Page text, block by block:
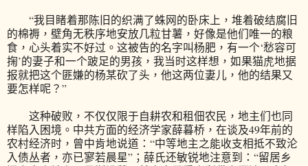
“我目睹着那陈旧的织满了蛛网的卧床上，堆着破结腐旧
的棉褥，壁角无秩序地安放几粒甘薯，好像是他们唯一的粮
食，心头着实不好过。这被告的名字叫杨肥，有一个‘愁容可
掬’的妻子和一个跛足的男孩，我当时这样想，如果猫虎地据
报就把这个匪嫌的杨某砍了头，他这两位妻儿，他的结果又
要怎样呢？”
这种破败，不仅仅限于自耕农和租佃农民，地主们也同
样陷入困境。中共方面的经济学家薛暮桥，在谈及49年前的
农村经济时，曾中肯地说道：“中等地主之能收支相抵不致沦
入债丛者，亦已寥若晨星”；薛氏还敏锐地注意到：“留居乡